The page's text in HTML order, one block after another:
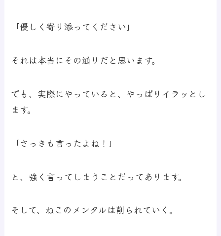
「優しく寄り添ってください」
それは本当にその通りだと思います。
でも、実際にやっていると、やっぱりイラッとし
ます。
「さっきも言ったよね！」
と、強く言ってしまうことだってあります。
そして、ねこのメンタルは削られていく。